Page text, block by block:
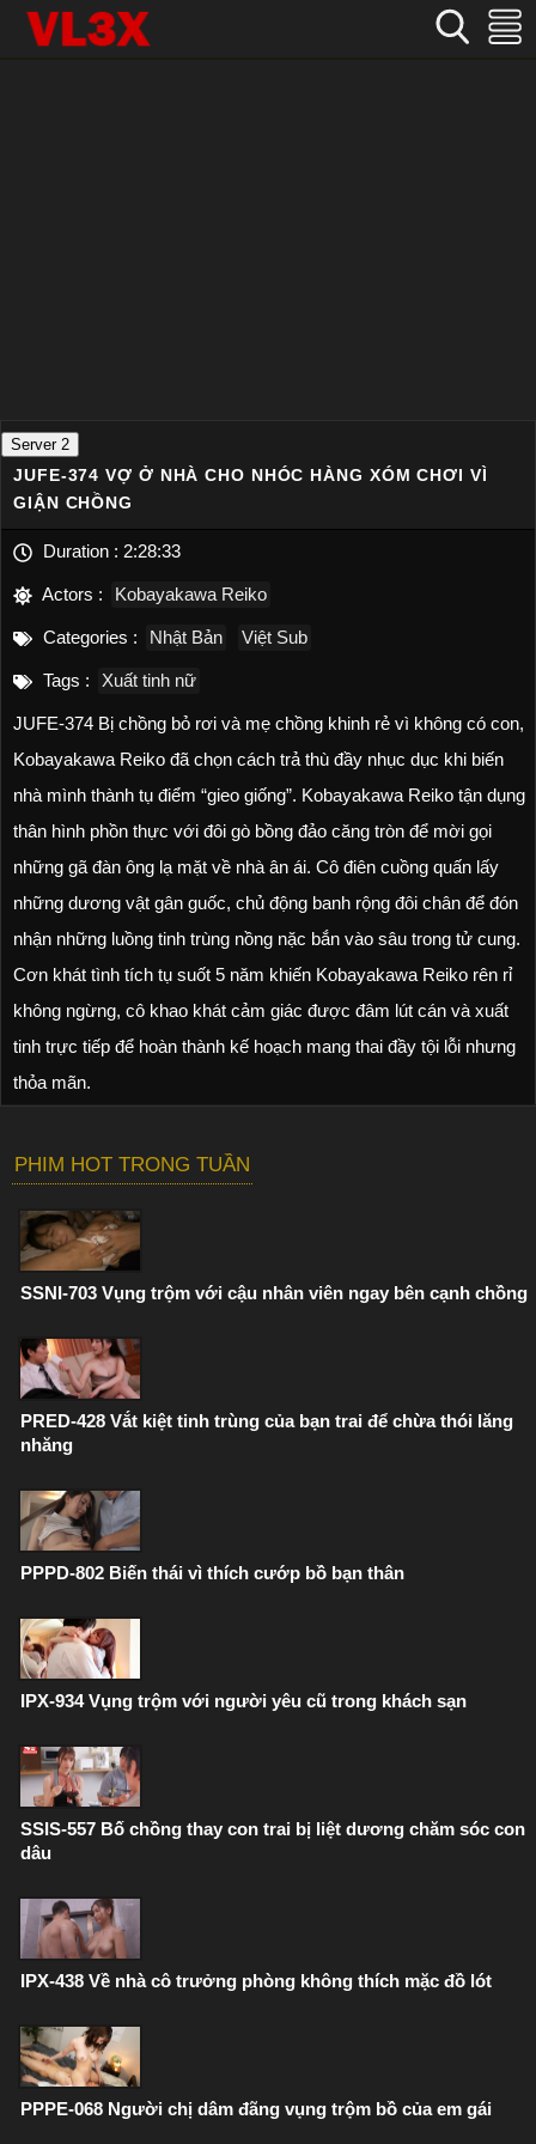
Home Nhật Bản
JUFE-374 Vợ ở nhà cho nhóc hàng xóm chơi vì giận chồng
Server 2
JUFE-374 VỢ Ở NHÀ CHO NHÓC HÀNG XÓM CHƠI VÌ
GIẬN CHỒNG
Duration : 2:28:33
Actors : Kobayakawa Reiko
Categories : Nhật Bản Việt Sub
Tags : Xuất tinh nữ
JUFE-374 Bị chồng bỏ rơi và mẹ chồng khinh rẻ vì không có con,
Kobayakawa Reiko đã chọn cách trả thù đầy nhục dục khi biến
nhà mình thành tụ điểm “gieo giống”. Kobayakawa Reiko tận dụng
thân hình phồn thực với đôi gò bồng đảo căng tròn để mời gọi
những gã đàn ông lạ mặt về nhà ân ái. Cô điên cuồng quấn lấy
những dương vật gân guốc, chủ động banh rộng đôi chân để đón
nhận những luồng tinh trùng nồng nặc bắn vào sâu trong tử cung.
Cơn khát tình tích tụ suốt 5 năm khiến Kobayakawa Reiko rên rỉ
không ngừng, cô khao khát cảm giác được đâm lút cán và xuất
tinh trực tiếp để hoàn thành kế hoạch mang thai đầy tội lỗi nhưng
thỏa mãn.
PHIM HOT TRONG TUẦN
SSNI-703 Vụng trộm với cậu nhân viên ngay bên cạnh chồng
PRED-428 Vắt kiệt tinh trùng của bạn trai để chừa thói lăng
nhăng
PPPD-802 Biến thái vì thích cướp bồ bạn thân
IPX-934 Vụng trộm với người yêu cũ trong khách sạn
SSIS-557 Bố chồng thay con trai bị liệt dương chăm sóc con
dâu
IPX-438 Về nhà cô trưởng phòng không thích mặc đồ lót
PPPE-068 Người chị dâm đãng vụng trộm bồ của em gái